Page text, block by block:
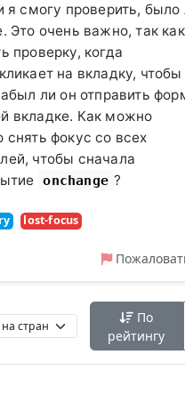
я смогу проверить, было
Это очень важно, так
проверку, когда
на вкладку, чтобы
ли он отправить
вкладке. Как можно
снять фокус со всех
чтобы сначала
onchange ?
lost-focus
По
рейтингу